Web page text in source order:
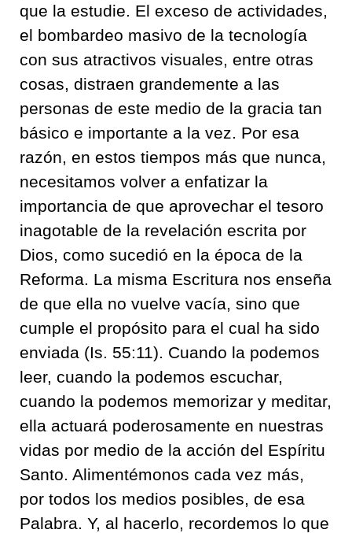
que la estudie. El exceso de actividades,
el bombardeo masivo de la tecnología
con sus atractivos visuales, entre otras
cosas, distraen grandemente a las
personas de este medio de la gracia tan
básico e importante a la vez. Por esa
razón, en estos tiempos más que nunca,
necesitamos volver a enfatizar la
importancia de que aprovechar el tesoro
inagotable de la revelación escrita por
Dios, como sucedió en la época de la
Reforma. La misma Escritura nos enseña
de que ella no vuelve vacía, sino que
cumple el propósito para el cual ha sido
enviada (Is. 55:11). Cuando la podemos
leer, cuando la podemos escuchar,
cuando la podemos memorizar y meditar,
ella actuará poderosamente en nuestras
vidas por medio de la acción del Espíritu
Santo. Alimentémonos cada vez más,
por todos los medios posibles, de esa
Palabra. Y, al hacerlo, recordemos lo que